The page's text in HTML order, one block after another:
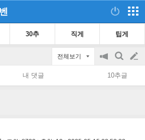
30추 직게 팁게
전체보기
공
지
on/off
검
색
글
쓰
내 댓글 10추글